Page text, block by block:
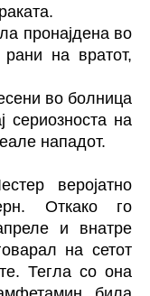
пронајдена во
на вратот,
во болница
сериозноста на
нападот.
веројатно
Откако го
и внатре
на сетот
Тегла со она